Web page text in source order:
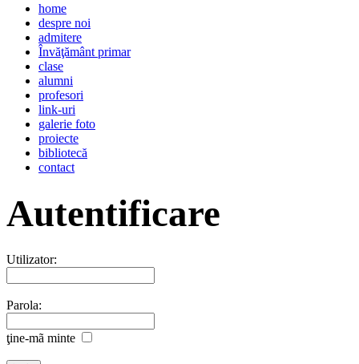
home
despre noi
admitere
Învăţământ primar
clase
alumni
profesori
link-uri
galerie foto
proiecte
bibliotecă
contact
Autentificare
Utilizator:
Parola:
ţine-mã minte